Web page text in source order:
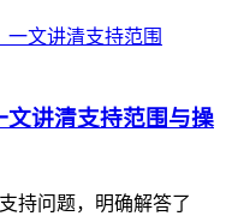
讲清支持范围与操
持问题，明确解答了